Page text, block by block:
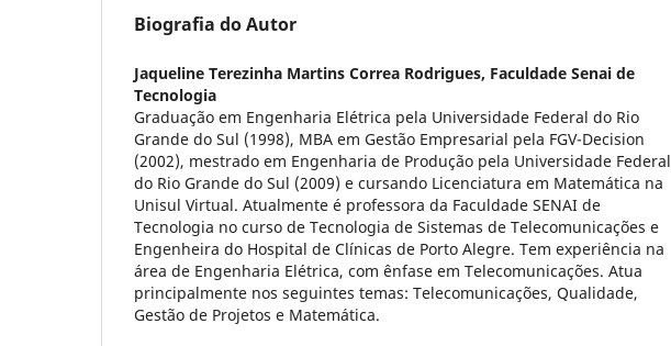
Biografia do Autor
Jaqueline Terezinha Martins Correa Rodrigues, Faculdade Senai de
Tecnologia
Graduação em Engenharia Elétrica pela Universidade Federal do Rio
Grande do Sul (1998), MBA em Gestão Empresarial pela FGV-Decision
(2002), mestrado em Engenharia de Produção pela Universidade Federal
do Rio Grande do Sul (2009) e cursando Licenciatura em Matemática na
Unisul Virtual. Atualmente é professora da Faculdade SENAI de
Tecnologia no curso de Tecnologia de Sistemas de Telecomunicações e
Engenheira do Hospital de Clínicas de Porto Alegre. Tem experiência na
área de Engenharia Elétrica, com ênfase em Telecomunicações. Atua
principalmente nos seguintes temas: Telecomunicações, Qualidade,
Gestão de Projetos e Matemática.